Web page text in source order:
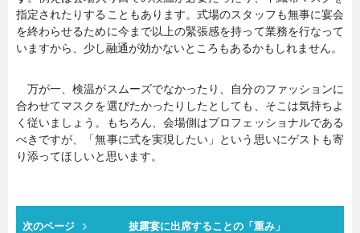
指定されたりすることもあります。式場のスタッフも無事に宴会
を終わらせるために今まで以上の緊張感を持って業務を行なって
いますから、少し融通が効かないところもあるかもしれません。
万が一、検温がスムーズでなかったり、自分のファッションに
合わせてマスクを選びたかったりしたとしても、そこは気持ちよ
く従いましょう。もちろん、会場側はプロフェッショナルである
べきですが、「無事に式を実現したい」という思いにゲストも寄
り添ってほしいと思います。
次のページ 披露宴に出席することの「重み」